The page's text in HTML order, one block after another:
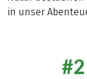
in unser
#2